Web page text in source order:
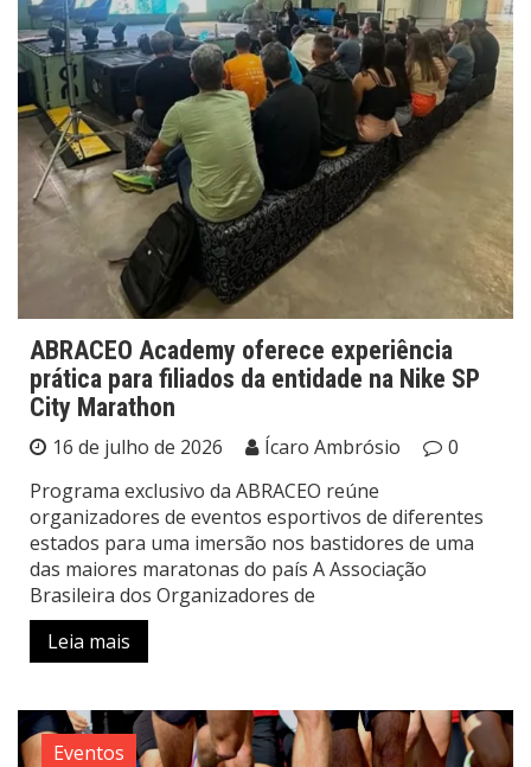
ABRACEO Academy oferece experiência
prática para filiados da entidade na Nike SP
City Marathon
16 de julho de 2026 Ícaro Ambrósio
0
Programa exclusivo da ABRACEO reúne
organizadores de eventos esportivos de diferentes
estados para uma imersão nos bastidores de uma
das maiores maratonas do país A Associação
Brasileira dos Organizadores de
Leia mais
Eventos